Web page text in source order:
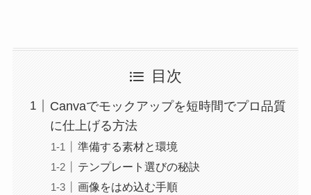
目次
Canvaでモックアップを短時間でプロ品質
に仕上げる方法
準備する素材と環境
テンプレート選びの秘訣
画像をはめ込む手順